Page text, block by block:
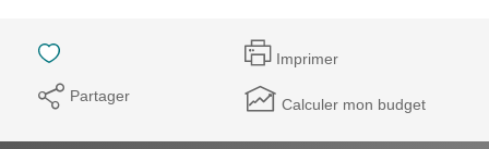
Imprimer
Partager Calculer mon budget